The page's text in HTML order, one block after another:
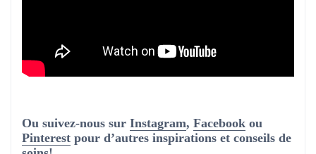
Ou suivez-nous sur Instagram, Facebook ou
Pinterest pour d’autres inspirations et conseils de